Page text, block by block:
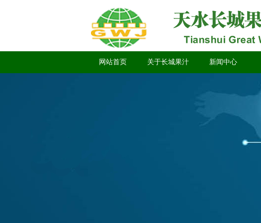
网站首页 关于长城果汁 新闻中心